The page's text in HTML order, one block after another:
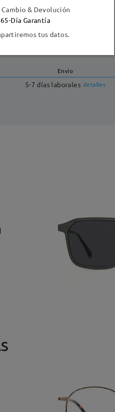
Envío
5-7 días laborales detalles
Cambio & Devolución
Día Garantía
tus datos.